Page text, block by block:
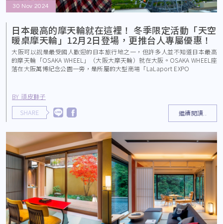
30 Nov 2024
BY 頑皮獅子
日本最高的摩天輪就在這裡！ 冬季限定活動「天空
暖桌摩天輪」12月2日登場，更推台人專屬優惠！
大阪可以說是最受國人歡迎的日本旅行地之一，但許多人並不知道日本最高
的摩天輪「OSAKA WHEEL」（大阪大摩天輪）就在大阪。OSAKA WHEEL座
落在大阪萬博紀念公園一旁，是所屬的大型商場「LaLaport EXPO
繼續閱讀..